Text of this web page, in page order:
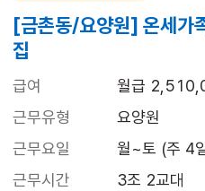
[금촌동/요양원] 온세가
집
급여
월급
근무유형
요양원
근무요일
월~토 (주 4
근무시간
3조 2교대